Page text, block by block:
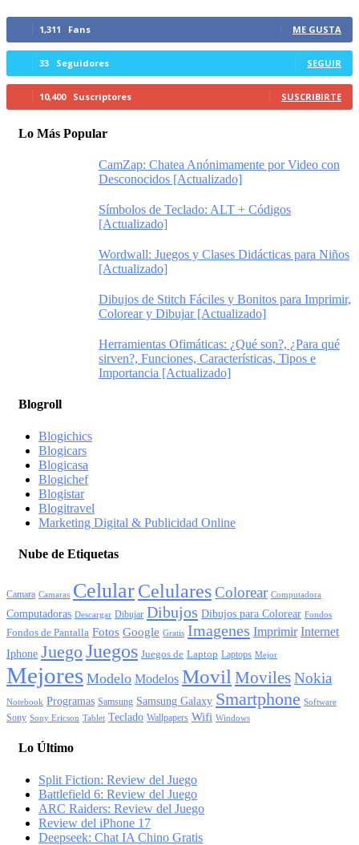
1,311 Fans ME GUSTA
33 Seguidores SEGUIR
10,400 Suscriptores SUSCRIBIRTE
Lo Más Popular
CamZap: Chatea Anónimamente por Video con
Desconocidos [Actualizado]
Símbolos de Teclado: ALT + Códigos
[Actualizado]
Wordwall: Juegos y Clases Didácticas para Niños
[Actualizado]
Dibujos de Stitch Fáciles y Bonitos para Imprimir,
Colorear y Dibujar [Actualizado]
Herramientas Ofimáticas: ¿Qué son?, ¿Para qué
sirven?, Funciones, Características, Tipos e
Importancia [Actualizado]
Blogroll
Blogichics
Blogicars
Blogicasa
Blogichef
Blogistar
Blogitravel
Marketing Digital & Publicidad Online
Nube de Etiquetas
Camara Camaras CelularCelularesColorear Computadora
Computadoras Descargar Dibujar Dibujos Dibujos para Colorear Fondos
Fondos de Pantalla Fotos Google Gratis Imagenes Imprimir Internet
Iphone Juego Juegos Juegos de Laptop Laptops Mejor
Mejores Modelo Modelos Movil MovilesNokia
Notebook Programas Samsung Samsung Galaxy Smartphone Software
Sony Sony Ericson Tablet Teclado Wallpapers Wifi Windows
Lo Último
Split Fiction: Review del Juego
Battlefield 6: Review del Juego
ARC Raiders: Review del Juego
Review del iPhone 17
Deepseek: Chat IA Chino Gratis